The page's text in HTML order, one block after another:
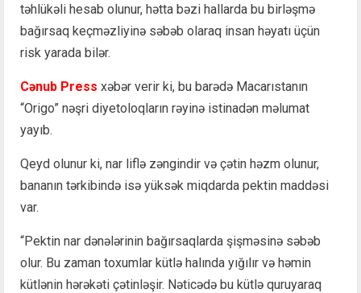
təhlükəli hesab olunur, hətta bəzi hallarda bu birləşmə
bağırsaq keçməzliyinə səbəb olaraq insan həyatı üçün
risk yarada bilər.
Cənub Press xəbər verir ki, bu barədə Macarıstanın
“Origo” nəşri diyetoloqların rəyinə istinadən məlumat
yayıb.
Qeyd olunur ki, nar liflə zəngindir və çətin həzm olunur,
bananın tərkibində isə yüksək miqdarda pektin maddəsi
var.
“Pektin nar dənələrinin bağırsaqlarda şişməsinə səbəb
olur. Bu zaman toxumlar kütlə halında yığılır və həmin
kütlənin hərəkəti çətinləşir. Nəticədə bu kütlə quruyaraq